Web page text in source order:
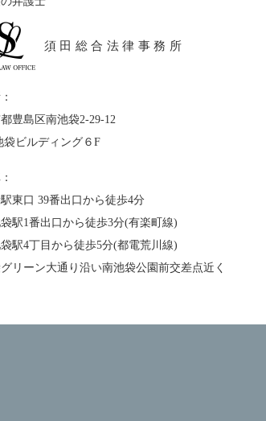
須田総合法律事務所
豊島区南池袋2-29-12
袋ビルディング６F
東口 39番出口から徒歩4分
駅1番出口から徒歩3分(有楽町線)
駅4丁目から徒歩5分(都電荒川線)
リーン大通り沿い南池袋公園前交差点近く